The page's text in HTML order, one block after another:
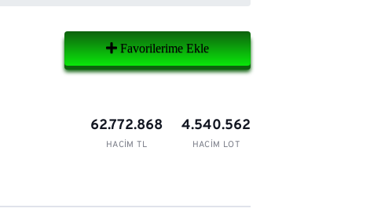
Favorilerime Ekle
62.772.868
HACIM TL
4.540.562
HACIM LOT